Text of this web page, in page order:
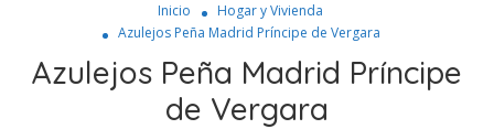
Inicio
Hogar y Vivienda
Azulejos Peña Madrid Príncipe de Vergara
Azulejos Peña Madrid Príncipe
de Vergara